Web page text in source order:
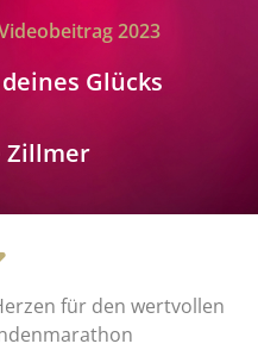
2023
Glücks
Zillmer
für den wertvollen